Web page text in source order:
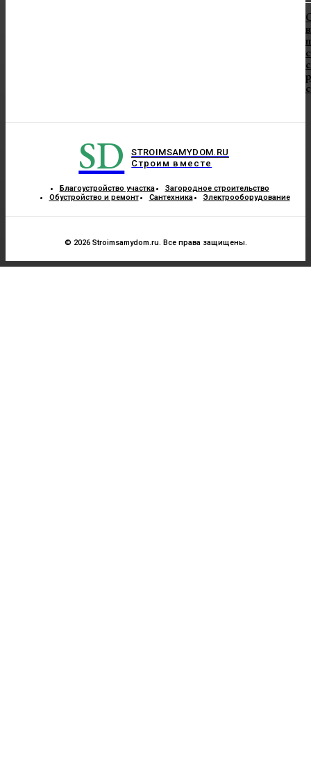
SD
STROIMSAMYDOM.RU
Строим вместе
Благоустройство участка
Загородное строительство
Обустройство и ремонт
Сантехника Электрооборудование
© 2026 Stroimsamydom.ru. Все права защищены.